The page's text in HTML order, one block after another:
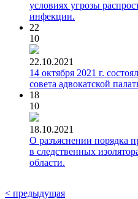
условиях угрозы
инфекции.
22
10
22.10.2021
14 октября 2021 г.
совета адвокатской
18
10
18.10.2021
О разъяснении порядка
в следственных
области.
< предыдущая